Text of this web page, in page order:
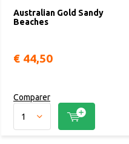
Australian Gold Sandy
Beaches
€ 44,50
Comparer